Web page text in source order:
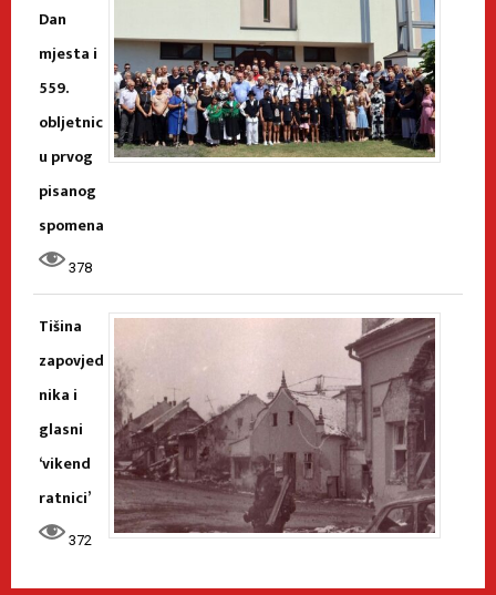
Dan
mjesta i
559.
obljetnic
u prvog
pisanog
spomena
378
Tišina
zapovjed
nika i
glasni
‘vikend
ratnici’
372